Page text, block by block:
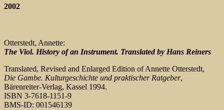
2002
Otterstedt, Annette:
The Viol. History of an Instrument. Translated by Hans Reiners
Translated, Revised and Enlarged Edition of Annette Otterstedt,
Die Gambe. Kulturgeschichte und praktischer Ratgeber,
Bärenreiter-Verlag, Kassel 1994.
ISBN 3-7618-1151-9
BMS-ID: 001546139